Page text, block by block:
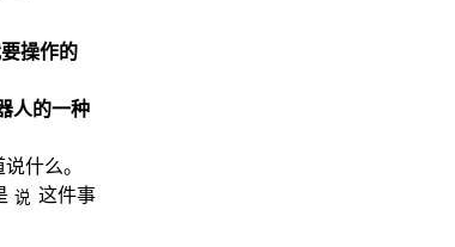
操作的
人的一种
什么。
说 这件事